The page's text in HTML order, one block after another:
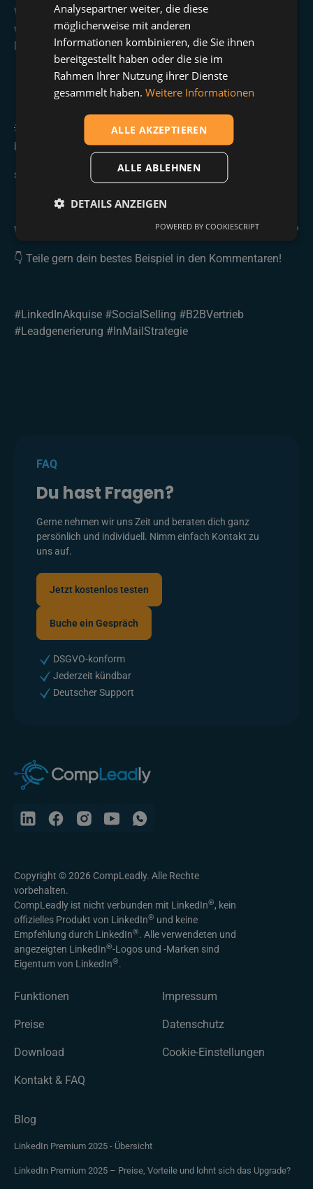
Wenn jemand reagiert, darfst du auch nach Monaten
wieder schreiben – der Chat bleibt offen wie eine normale
LinkedIn-Nachricht.
💡 Der erste Schritt zu mehr InMail-Antworten ist nicht
besser zu verkaufen –
sondern besser Fragen zu stellen.
Wie startest du aktuell deine erste Nachricht auf LinkedIn?
👇 Teile gern dein bestes Beispiel in den Kommentaren!
#LinkedInAkquise #SocialSelling #B2BVertrieb
#Leadgenerierung #InMailStrategie
FAQ
Du hast Fragen?
Gerne nehmen wir uns Zeit und beraten dich ganz
persönlich und individuell. Nimm einfach Kontakt zu
uns auf.
Jetzt kostenlos testen
Buche ein Gespräch
DSGVO-konform
Jederzeit kündbar
Deutscher Support
Copyright © 2026 CompLeadly. Alle Rechte
vorbehalten.
CompLeadly ist nicht verbunden mit LinkedIn®, kein
offizielles Produkt von LinkedIn® und keine
Empfehlung durch LinkedIn®. Alle verwendeten und
angezeigten LinkedIn®-Logos und -Marken sind
Eigentum von LinkedIn®.
Funktionen
Preise
Download
Kontakt & FAQ
Impressum
Datenschutz
Cookie-Einstellungen
Blog
LinkedIn Premium 2025 - Übersicht
LinkedIn Premium 2025 – Preise, Vorteile und lohnt sich das Upgrade?
Analysepartner weiter, die diese
möglicherweise mit anderen
Informationen kombinieren, die Sie ihnen
bereitgestellt haben oder die sie im
Rahmen Ihrer Nutzung ihrer Dienste
gesammelt haben.Weitere Informationen
ALLE AKZEPTIEREN
ALLE ABLEHNEN
DETAILS ANZEIGEN
POWERED BY COOKIESCRIPT